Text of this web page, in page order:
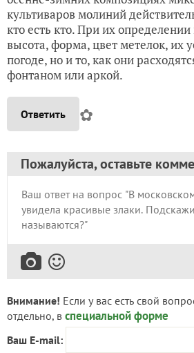
культиваров молиний
кто есть кто. При их
высота, форма, цвет метелок, их
погоде, но и то, как они
фонтаном или аркой.
Ответить ✿
Пожалуйста, оставьте
Внимание! Если у вас есть свой
отдельно, в специальной форме
Ваш E-mail: